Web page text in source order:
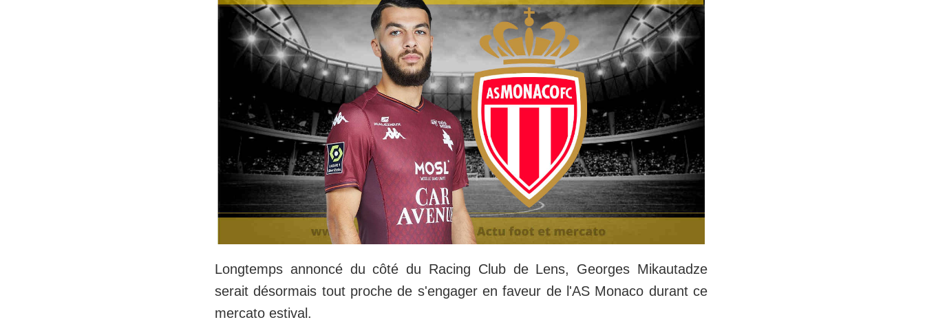
Longtemps annoncé du côté du Racing Club de Lens, Georges Mikautadze
serait désormais tout proche de s'engager en faveur de l'AS Monaco durant ce
mercato estival.